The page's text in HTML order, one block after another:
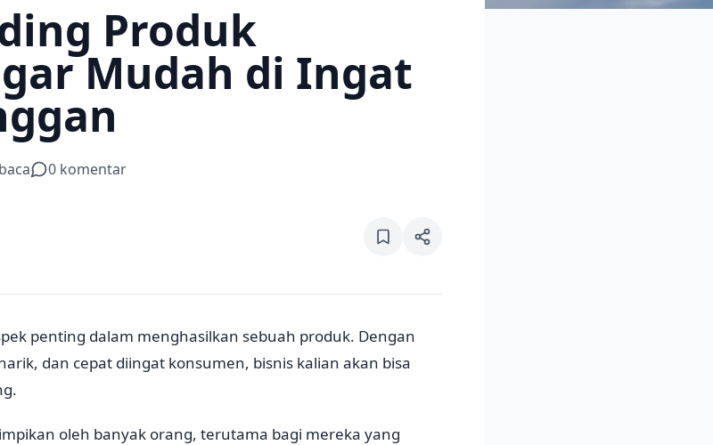
Produk
Mudah di Ingat
0 komentar
penting dalam menghasilkan sebuah produk. Dengan
dan cepat diingat konsumen, bisnis kalian akan bisa
oleh banyak orang, terutama bagi mereka yang